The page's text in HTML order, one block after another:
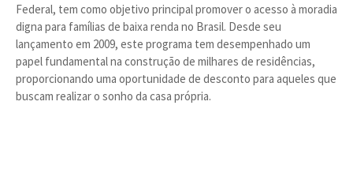
Federal, tem como objetivo principal promover o acesso à moradia
digna para famílias de baixa renda no Brasil. Desde seu
lançamento em 2009, este programa tem desempenhado um
papel fundamental na construção de milhares de residências,
proporcionando uma oportunidade de desconto para aqueles que
buscam realizar o sonho da casa própria.